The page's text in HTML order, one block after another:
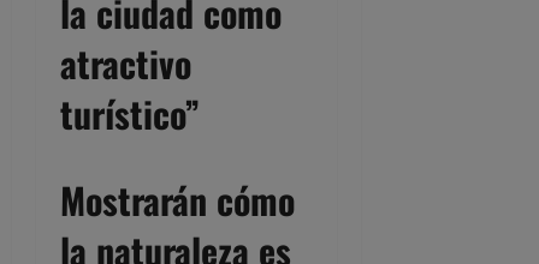
la ciudad como
atractivo
turístico”
Mostrarán cómo
la naturaleza es